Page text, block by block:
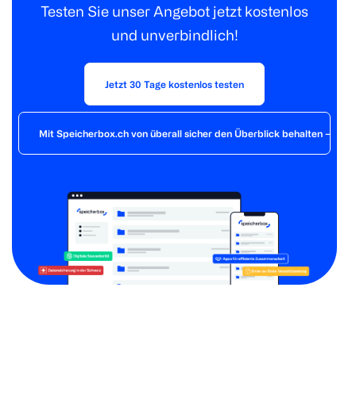
Testen Sie unser Angebot jetzt kostenlos
und unverbindlich!
Jetzt 30 Tage kostenlos testen
Mit Speicherbox.ch von überall sicher den Überblick behalten – der